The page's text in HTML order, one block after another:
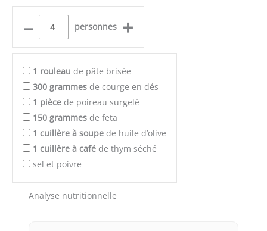
– personnes +
1 rouleau de pâte brisée
300 grammes de courge en dés
1 pièce de poireau surgelé
150 grammes de feta
1 cuillère à soupe de huile d’olive
1 cuillère à café de thym séché
sel et poivre
Analyse nutritionnelle